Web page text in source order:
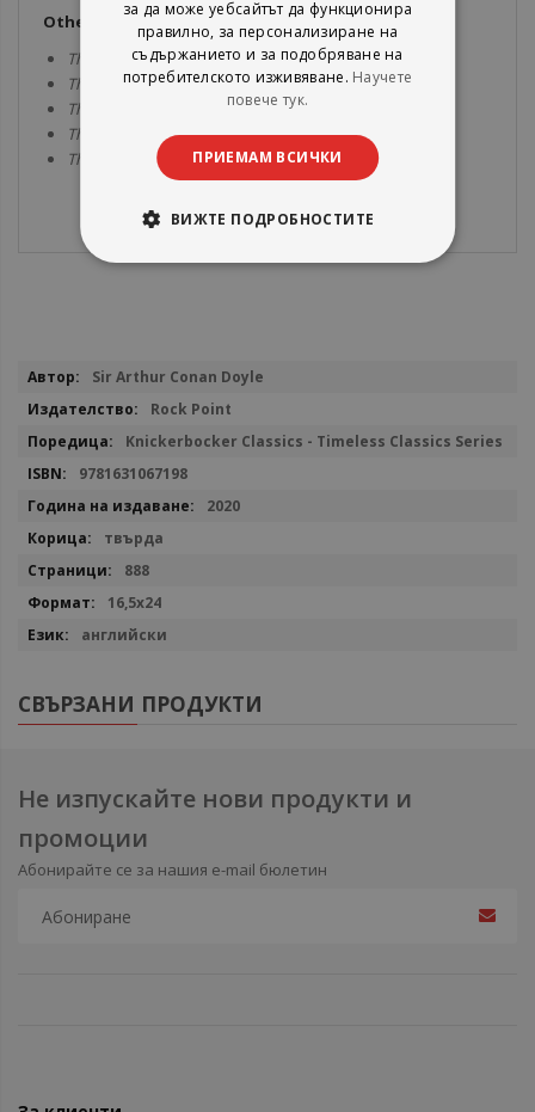
Other titles in the series include
The Complete Grimm’s Fairy Tales;
The Complete Sherlock Holmes;
The Complete Tales & Poems of Edgar Allan Poe;
The Complete Tales of H.P. Lovecraft;
The Complete Works of William Shakespeare.
Повече
Sir Arthur Conan Doyle
Rock Point
Knickerbocker Classics - Timeless Classics Series
9781631067198
2020
твърда
888
16,5х24
английски
СВЪРЗАНИ ПРОДУКТИ
Не изпускайте нови продукти и
промоции
Абонирайте се за нашия e-mail бюлетин
за да може уебсайтът да функционира
правилно, за персонализиране на
съдържанието и за подобряване на
потребителското изживяване. Научете
повече тук.
ПРИЕМАМ ВСИЧКИ
ВИЖТЕ ПОДРОБНОСТИТЕ